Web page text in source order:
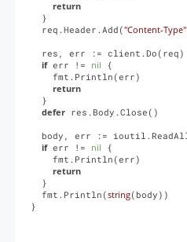
return
  req.Header.Add(
"Content-Type"
if err != nil {
return
defer res.Body.Close()
if err != nil {
return
  fmt.Println(
string(body))
}